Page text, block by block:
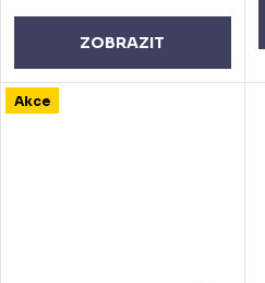
ZOBRAZIT
Akce